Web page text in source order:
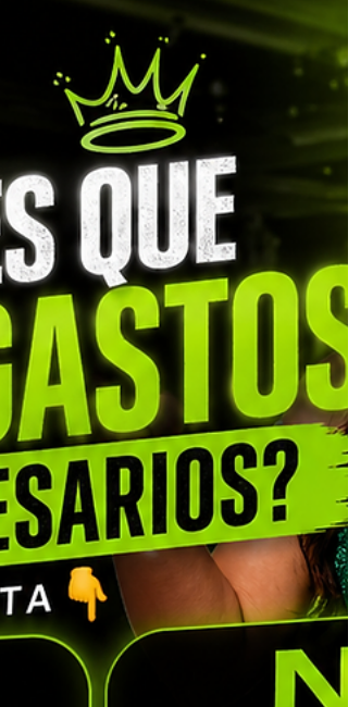
hacer una fiesta de graduación hoy en día?
Algunos piensan que sí, porque solo se
una vez.Otros creen que ese dinero podría
usarse mejor para un carro, la universidad o
ahorrar para el futu